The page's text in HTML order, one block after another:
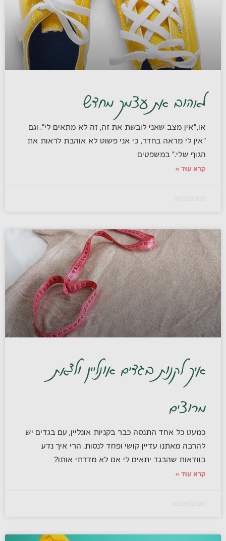
לאהוב את עצמך מחדש
או,"אין מצב שאני לובשת את זה, זה לא מתאים לי". וגם
"אין לי מראה בחדר, כי אני פשוט לא אוהבת לראות את
הגוף שלי." במשפטים
קרא עוד »
16/11/2020
איך לקנות בגדים אונליין ולצאת
מרוצים
כמעט כל אחד התנסה כבר בקניות אונליין, עם בגדים יש
להרבה מאתנו עדיין קושי ופחד לנסות. הרי איך נדע
בוודאות שהבגד יתאים לי אם לא מדדתי אותו?
קרא עוד »
01/03/2020